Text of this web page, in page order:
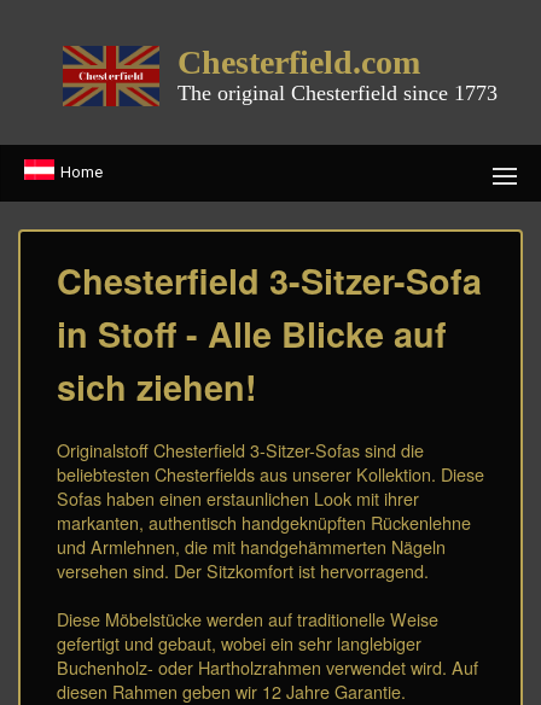
Chesterfield.com
The original Chesterfield since 1773
Home
Chesterfield 3-Sitzer-Sofa
in Stoff - Alle Blicke auf
sich ziehen!
Originalstoff Chesterfield 3-Sitzer-Sofas sind die
beliebtesten Chesterfields aus unserer Kollektion. Diese
Sofas haben einen erstaunlichen Look mit ihrer
markanten, authentisch handgeknüpften Rückenlehne
und Armlehnen, die mit handgehämmerten Nägeln
versehen sind. Der Sitzkomfort ist hervorragend.
Diese Möbelstücke werden auf traditionelle Weise
gefertigt und gebaut, wobei ein sehr langlebiger
Buchenholz- oder Hartholzrahmen verwendet wird. Auf
diesen Rahmen geben wir 12 Jahre Garantie.